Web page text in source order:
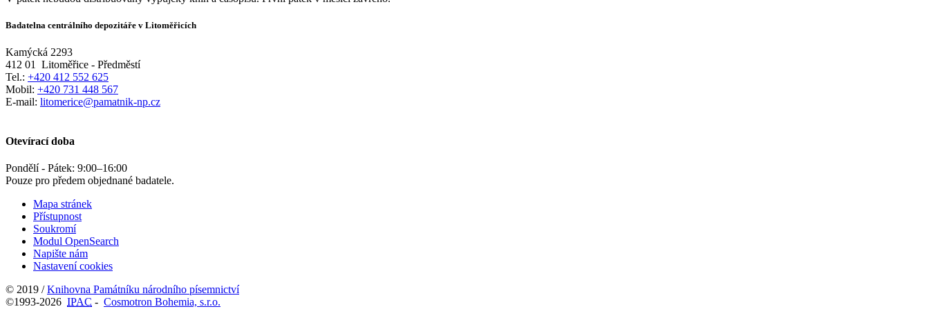
Badatelna centrálního depozitáře v Litoměřicích
Kamýcká 2293
412 01
Litoměřice - Předměstí
Tel.: +420 412 552 625
Mobil: +420 731 448 567
E-mail: litomerice@pamatnik-np.cz
Otevírací doba
Pondělí - Pátek: 9:00–16:00
Pouze pro předem objednané badatele.
Mapa stránek
Přístupnost
Soukromí
Modul OpenSearch
Napište nám
Nastavení cookies
© 2019 /Knihovna Památníku národního písemnictví
©1993-2026 IPAC - Cosmotron Bohemia, s.r.o.